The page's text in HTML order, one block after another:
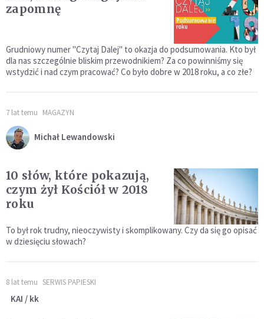
zapomnę
Grudniowy numer "Czytaj Dalej" to okazja do podsumowania. Kto był
dla nas szczególnie bliskim przewodnikiem? Za co powinniśmy się
wstydzić i nad czym pracować? Co było dobre w 2018 roku, a co złe?
7 lat temu MAGAZYN
Michał Lewandowski
10 słów, które pokazują,
czym żył Kościół w 2018
roku
To był rok trudny, nieoczywisty i skomplikowany. Czy da się go opisać
w dziesięciu słowach?
8 lat temu SERWIS PAPIESKI
KAI / kk